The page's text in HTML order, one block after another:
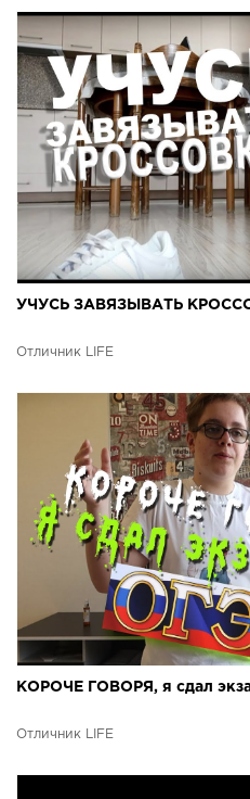
УЧУСЬ ЗАВЯЗЫВАТЬ
Отличник LIFE
КОРОЧЕ ГОВОРЯ, я сдал
Отличник LIFE